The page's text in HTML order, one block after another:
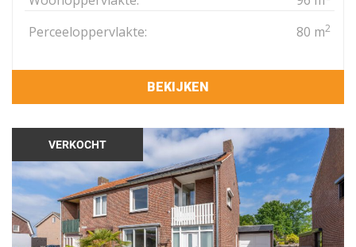
Perceeloppervlakte: 80 m2
BEKIJKEN
VERKOCHT